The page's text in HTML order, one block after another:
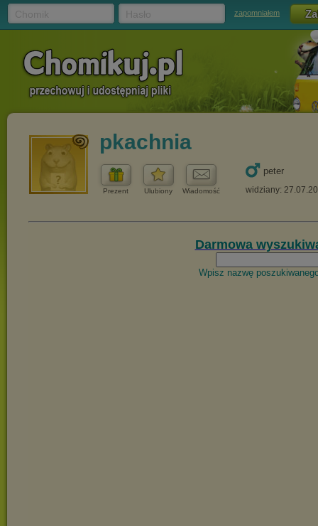
zapomniałem
pkachnia
Prezent Ulubiony Wiadomość
peter
widziany: